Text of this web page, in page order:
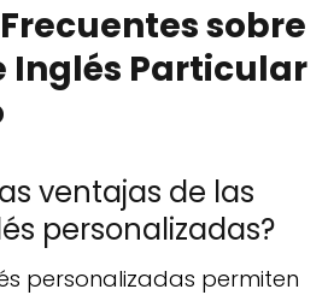
sobre
Inglés Particular
ventajas de las
personalizadas?
personalizadas permiten